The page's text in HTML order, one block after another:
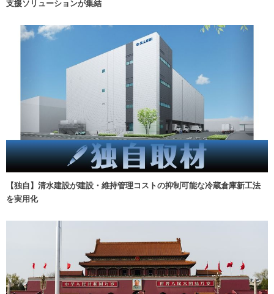
支援ソリューションが集結
【独自】清水建設が建設・維持管理コストの抑制可能な冷蔵倉庫新工法
を実用化